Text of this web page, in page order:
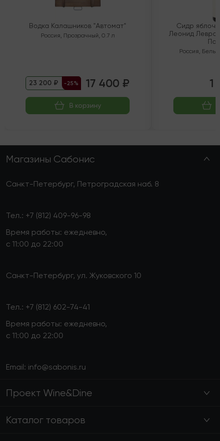
Водка Калашников "Автомат"
Россия, Прозрачный, 0.7 л
23 200 ₽ -25% 17 400 ₽
В корзину
Сидр
Леонид
Россия, Белый
1
Магазины Сабонис
Санкт-Петербург, Петроградская наб. 8
Тел.: +7 (812) 409-96-98
Время работы: ежедневно,
с 11:00 до 22:00
Санкт-Петербург, ул. Жуковского 10
Тел.: +7 (812) 602-74-41
Время работы: ежедневно,
с 11:00 до 22:00
Email: info@sabonis.ru
Проект Wine&Dine
Каталог товаров